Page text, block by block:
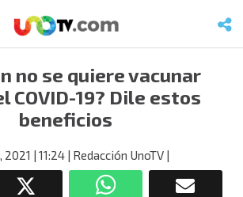
no se quiere vacunar
COVID-19? Dile estos
beneficios
2021 | 11:24 | Redacción UnoTV |